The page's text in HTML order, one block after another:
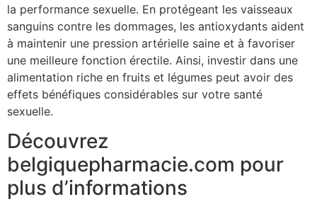
la performance sexuelle. En protégeant les vaisseaux
sanguins contre les dommages, les antioxydants aident
à maintenir une pression artérielle saine et à favoriser
une meilleure fonction érectile. Ainsi, investir dans une
alimentation riche en fruits et légumes peut avoir des
effets bénéfiques considérables sur votre santé
sexuelle.
Découvrez
belgiquepharmacie.com pour
plus d’informations